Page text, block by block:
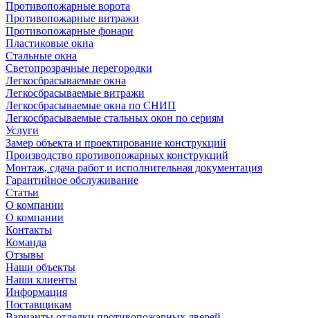
Противопожарные ворота
Противопожарные витражи
Противопожарные фонари
Пластиковые окна
Стальные окна
Светопрозрачные перегородки
Легкосбрасываемые окна
Легкосбрасываемые витражи
Легкосбрасываемые окна по СНИП
Легкосбрасываемые стальных окон по сериям
Услуги
Замер объекта и проектирование конструкций
Производство противопожарных конструкций
Монтаж, сдача работ и исполнительная документация
Гарантийное обслуживание
Статьи
О компании
О компании
Контакты
Команда
Отзывы
Наши объекты
Наши клиенты
Информация
Поставщикам